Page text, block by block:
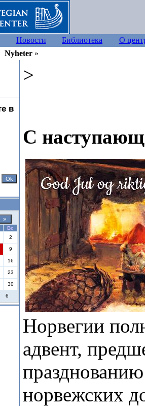
Новости Библиотека
О
Nyheter »
в
Вс
2
9
16
23
30
6
>
С
Норвегии
адвент,
норвежских